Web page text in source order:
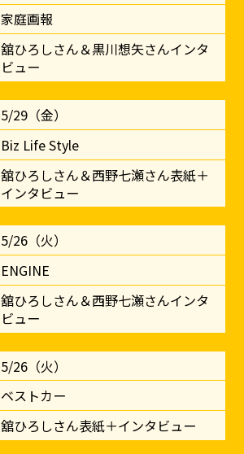
家庭画報
舘ひろしさん＆黒川想矢さんインタ
ビュー
5/29（金）
Biz Life Style
舘ひろしさん＆西野七瀬さん表紙＋
インタビュー
5/26（火）
ENGINE
舘ひろしさん＆西野七瀬さんインタ
ビュー
5/26（火）
ベストカー
舘ひろしさん表紙＋インタビュー